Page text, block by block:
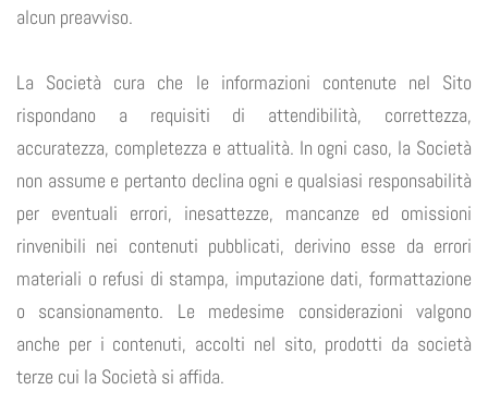
alcun preavviso.
La Società cura che le informazioni contenute nel Sito
rispondano a requisiti di attendibilità, correttezza,
accuratezza, completezza e attualità. In ogni caso, la Società
non assume e pertanto declina ogni e qualsiasi responsabilità
per eventuali errori, inesattezze, mancanze ed omissioni
rinvenibili nei contenuti pubblicati, derivino esse da errori
materiali o refusi di stampa, imputazione dati, formattazione
o scansionamento. Le medesime considerazioni valgono
anche per i contenuti, accolti nel sito, prodotti da società
terze cui la Società si affida.